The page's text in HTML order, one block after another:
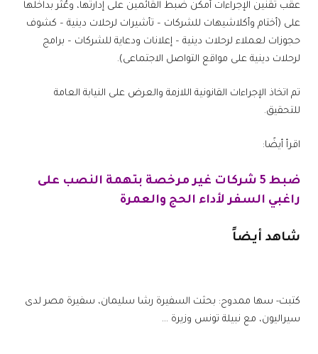
عقب تقنين الإجراءات أمكن ضبط القائمين على إدارتها، وعُثر بداخلها
على (أختام وأكلاشيهات للشركات – تأشيرات لرحلات دينية – كشوف
حجوزات لعملاء لرحلات دينية – إعلانات ودعاية للشركات – برامج
لرحلات دينية على مواقع التواصل الاجتماعى).
تم اتخاذ الإجراءات القانونية اللازمة والعرض على النيابة العامة
للتحقيق.
اقرأ أيضًا:
ضبط 5 شركات غير مرخصة بتهمة النصب على
راغبي السفر لأداء الحج والعمرة
شاهد أيضاً
كتبت- سها ممدوح: بحثت السفيرة رشا سليمان، سفيرة مصر لدى
سيراليون، مع نبيلة تونس وزيرة …